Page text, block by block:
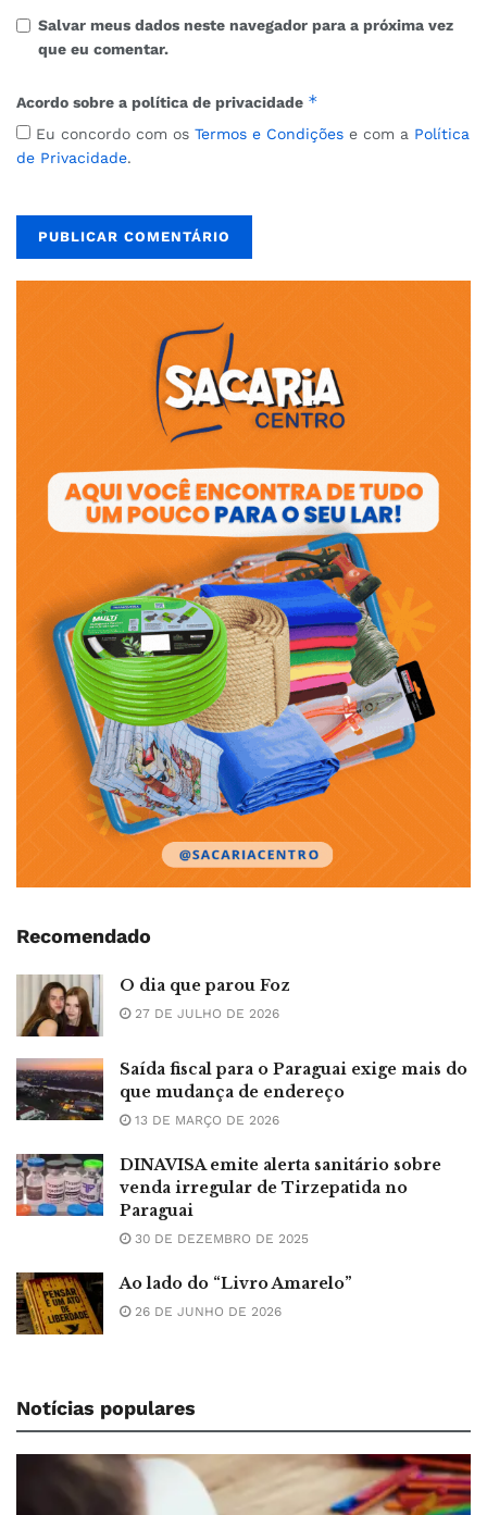
Salvar meus dados neste navegador para a próxima vez
que eu comentar.
Acordo sobre a política de privacidade *
Eu concordo com os Termos e Condições e com a Política
de Privacidade.
Recomendado
O dia que parou Foz
27 DE JULHO DE 2026
Saída fiscal para o Paraguai exige mais do
que mudança de endereço
13 DE MARÇO DE 2026
DINAVISA emite alerta sanitário sobre
venda irregular de Tirzepatida no
Paraguai
30 DE DEZEMBRO DE 2025
Ao lado do “Livro Amarelo”
26 DE JUNHO DE 2026
Notícias populares